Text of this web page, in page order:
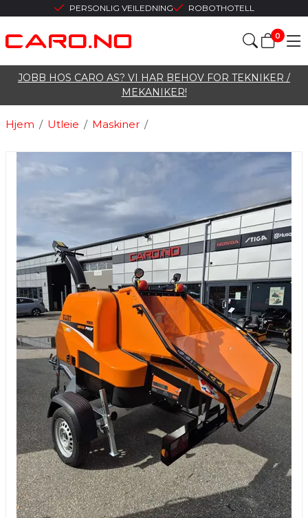
PERSONLIG VEILEDNING ROBOTHOTELL
0
JOBB HOS CARO AS? VI HAR BEHOV FOR TEKNIKER /
MEKANIKER!
/
Hjem /
Utleie /
Maskiner